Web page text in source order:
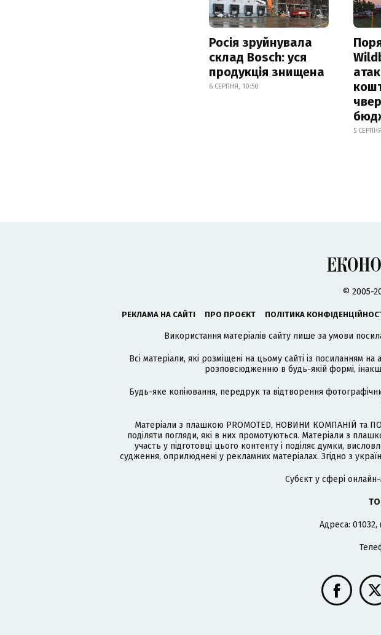
Росія зруйнувала
склад Bosch: уся
продукція знищена
6 СЕРПНЯ, 10:50
5
© 2005-
РЕКЛАМА НА САЙТІ ПРО ПРОЄКТ ПОЛІТИКА
Використання матеріалів сайту лише за умови
Всі матеріали, які розміщені на цьому сайті із посиланням на
розповсюдженню в будь-якій формі,
Будь-яке копіювання, передрук та відтворення
Матеріали з плашкою PROMOTED, НОВИНИ КОМПАНІЙ та
поділяти погляди, які в них промотуються. Матеріали з
участь у підготовці цього контенту і поділяє думки,
судження, оприлюднені у рекламних матеріалах. Згідно з
Cубєкт у сфері
Адреса: 01032,